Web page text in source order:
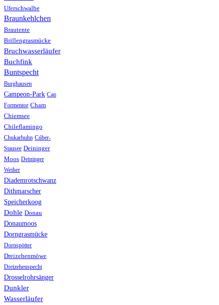
Uferschwalbe
Braunkehlchen
Brautente
Brillengrasmücke
Bruchwasserläufer
Buchfink
Buntspecht
Burghausen
Campeon-Park Cap
Formentor Cham
Chiemsee
Chileflamingo
Chukarhuhn Cúber-
Stausee Deininger
Moos Deininger
Weiher
Diademrotschwanz
Dithmarscher
Speicherkoog
Dohle Donau
Donaumoos
Dorngrasmücke
Dornspötter
Dreizehenmöwe
Dreizehenspecht
Drosselrohrsänger
Dunkler
Wasserläufer